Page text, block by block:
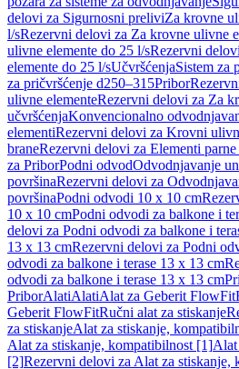
delovi za Sigurnosni preliviZa krovne
l/sRezervni delovi za Za krovne ulivne
ulivne elemente do 25 l/sRezervni
elemente do 25 l/sUčvršćenjaSistem za
za pričvršćenje d250–315Pribor
ulivne elementeRezervni delovi za Za
učvršćenjaKonvencionalno
elementiRezervni delovi za Krovni
braneRezervni delovi za Elementi parne
za PriborPodni odvodOdvodnjavanje
površinaRezervni delovi za
površinaPodni odvodi 10 x 10 cm
10 x 10 cmPodni odvodi za balkone i
delovi za Podni odvodi za balkone i
13 x 13 cmRezervni delovi za Podni
odvodi za balkone i terase 13 x 13 cm
odvodi za balkone i terase 13 x 13 cm
PriborAlatiAlatiAlat za Geberit FlowFit
Geberit FlowFitRučni alat za stiskanje
za stiskanjeAlat za stiskanje,
Alat za stiskanje, kompatibilnost [1]Alat
[2]Rezervni delovi za Alat za stiskanje,